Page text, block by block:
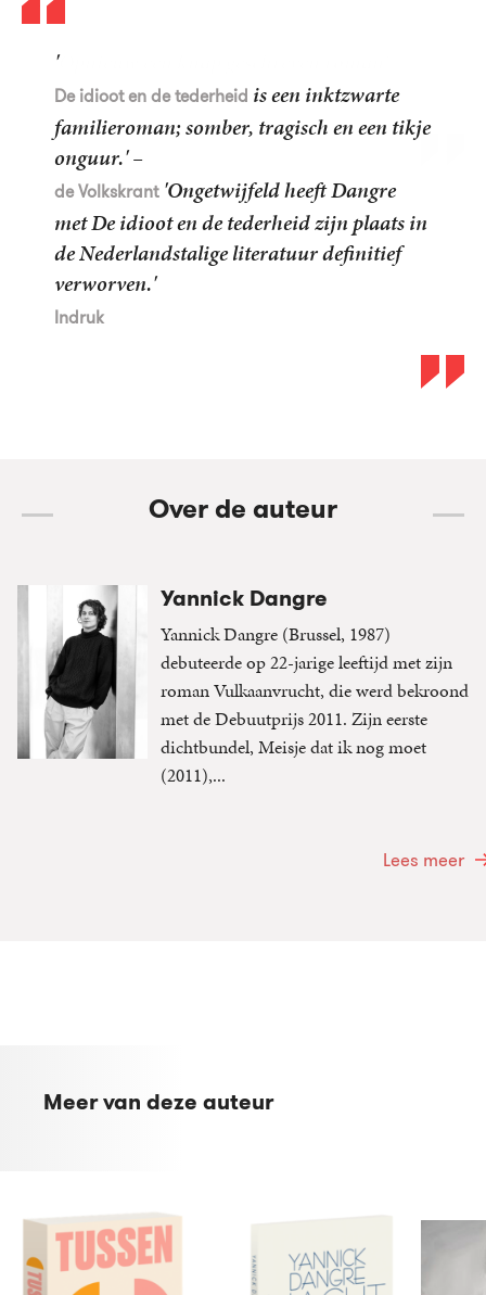
'
De idioot en de tederheid is een inktzwarte
familieroman; somber, tragisch en een tikje
onguur.' –
de Volkskrant'Ongetwijfeld heeft Dangre
met De idioot en de tederheid zijn plaats in
de Nederlandstalige literatuur definitief
verworven.'
Indruk
Over de auteur
Yannick Dangre
Yannick Dangre (Brussel, 1987)
debuteerde op 22-jarige leeftijd met zijn
roman Vulkaanvrucht, die werd bekroond
met de Debuutprijs 2011. Zijn eerste
dichtbundel, Meisje dat ik nog moet
(2011),...
Lees meer
Meer van deze auteur